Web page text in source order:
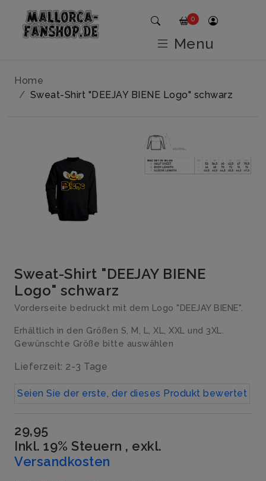
Home
Sweat-Shirt "DEEJAY BIENE Logo" schwarz
Sweat-Shirt "DEEJAY BIENE
Logo" schwarz
Vorderseite bedruckt mit dem Logo "DEEJAY BIENE".
Erhältlich in den Größen S, M, L, XL, XXL und 3XL.
Gewünschte Größe bitte auswählen
Lieferzeit: 2-3 Tage
Seien Sie der erste, der dieses Produkt bewertet
29,95
Inkl. 19% Steuern , exkl.
Versandkosten
0
Menu